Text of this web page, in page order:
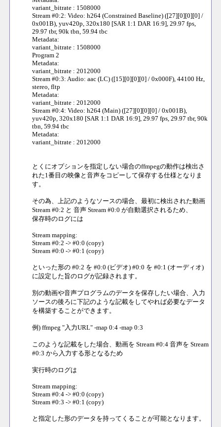
variant_bitrate : 1508000
Stream #0:2: Video: h264 (Constrained Baseline) ([27][0][0][0] /
0x001B), yuv420p, 320x180 [SAR 1:1 DAR 16:9], 29.97 fps,
29.97 tbr, 90k tbn, 59.94 tbc
Metadata:
variant_bitrate : 1508000
Program 2
Metadata:
variant_bitrate : 2012000
Stream #0:3: Audio: aac (LC) ([15][0][0][0] / 0x000F), 44100 Hz,
stereo, fltp
Metadata:
variant_bitrate : 2012000
Stream #0:4: Video: h264 (Main) ([27][0][0][0] / 0x001B),
yuv420p, 320x180 [SAR 1:1 DAR 16:9], 29.97 fps, 29.97 tbr, 90k
tbn, 59.94 tbc
Metadata:
variant_bitrate : 2012000
とくにオプションを指定しない場合のffmpegの動作は検出さ
れた1番目の映像と音声をコピーして保存する仕様となりま
す。
その為、上記のようなソースの場合、最初に検出された動画
Stream #0:2 と 音声 Stream #0:0 が自動選択されるため、
保存時のログには
Stream mapping:
Stream #0:2 -> #0:0 (copy)
Stream #0:0 -> #0:1 (copy)
といった形の #0:2 を #0:0 (ビデオ) #0:0 を #0:1 (オーディオ)
に設定した旨のログが記録されます。
別の動画や音声プログラムのデータを保存したい場合、入力
ソースの後ろに下記のような記載をしてやれば必要なデータ
を構築することができます。
例) ffmpeg "入力URL" -map 0:4 -map 0:3
このような記載をした場合、動画を Stream #0:4 音声を Stream
#0:3 から入力する形となるため
実行時のログは
Stream mapping:
Stream #0:4 -> #0:0 (copy)
Stream #0:3 -> #0:1 (copy)
と指定した形のデータを持ってくることが可能となります。